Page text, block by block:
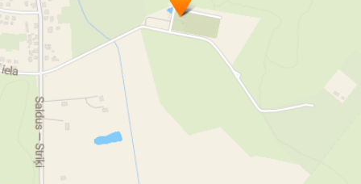
Autoevakuācija Ezerē
evakuators Kuldīgā
evakuators Dobelē
evakuators Skrundā